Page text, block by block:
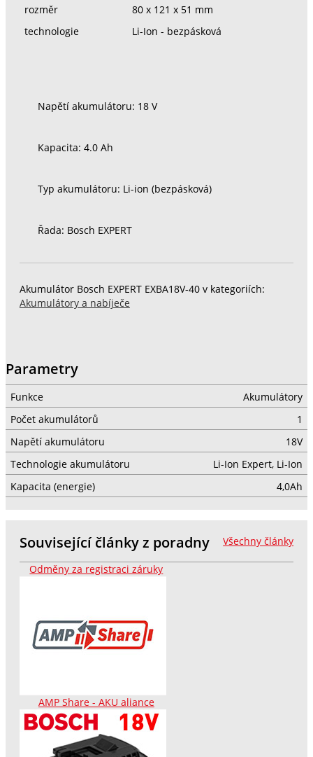
rozměr
80 x 121 x 51 mm
technologie
Li-Ion - bezpásková
Napětí akumulátoru: 18 V
Kapacita: 4.0 Ah
Typ akumulátoru: Li-ion (bezpásková)
Řada: Bosch EXPERT
Akumulátor Bosch EXPERT EXBA18V-40 v kategoriích:
Akumulátory a nabíječe
Parametry
Funkce
Akumulátory
Počet akumulátorů
1
Napětí akumulátoru
18V
Technologie akumulátoru
Li-Ion Expert, Li-Ion
Kapacita (energie)
4,0Ah
Všechny články
Související články z poradny
Odměny za registraci záruky
AMP Share - AKU aliance